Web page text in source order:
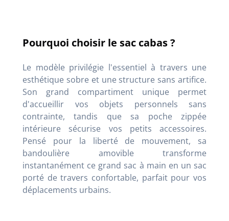
Pourquoi choisir le sac cabas ?
Le modèle privilégie l'essentiel à travers une
esthétique sobre et une structure sans artifice.
Son grand compartiment unique permet
d'accueillir vos objets personnels sans
contrainte, tandis que sa poche zippée
intérieure sécurise vos petits accessoires.
Pensé pour la liberté de mouvement, sa
bandoulière amovible transforme
instantanément ce grand sac à main en un sac
porté de travers confortable, parfait pour vos
déplacements urbains.